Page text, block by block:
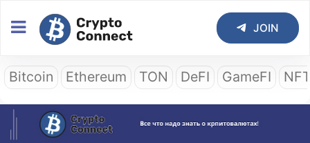
JOIN
Bitcoin Ethereum TON DeFI GameFI